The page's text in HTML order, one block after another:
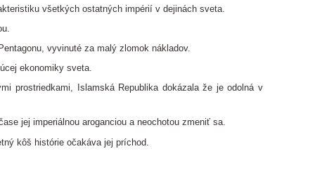
všetkých ostatných impérií v dejinách sveta.
vyvinuté za malý zlomok nákladov.
ekonomiky sveta.
prostriedkami, Islamská Republika dokázala že je odolná v
jej imperiálnou aroganciou a neochotou zmeniť sa.
kôš histórie očakáva jej príchod.